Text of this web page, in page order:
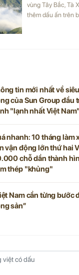
vùng Tây Bắc, Tà
thêm dấu ấn trên
tin mới nhất về
của Sun Group đầu
"lạnh nhất Việt Nam"
nhanh: 10 tháng làm
vận động lớn thứ hai
chỗ dần thành
thép "khủng"
Nam cần từng bước
sản”